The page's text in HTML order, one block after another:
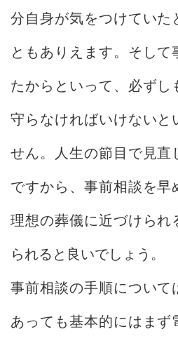
分自身が気をつけていた
ともありえます。そして
たからといって、必ずし
守らなければいけないと
せん。人生の節目で見直
ですから、事前相談を早
理想の葬儀に近づけられ
られると良いでしょう。
事前相談の手順について
あっても基本的にはまず